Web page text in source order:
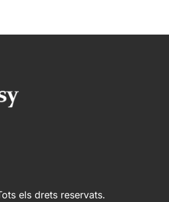
els drets reservats.